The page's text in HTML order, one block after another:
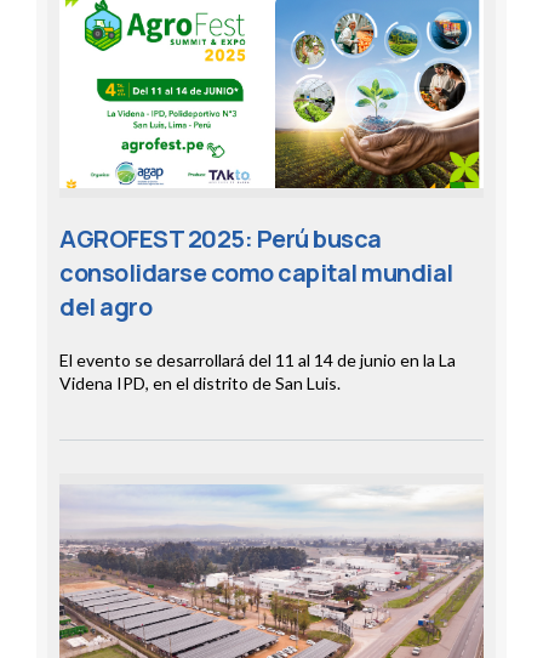
AGROFEST 2025: Perú busca
consolidarse como capital mundial
del agro
El evento se desarrollará del 11 al 14 de junio en la La
Videna IPD, en el distrito de San Luis.